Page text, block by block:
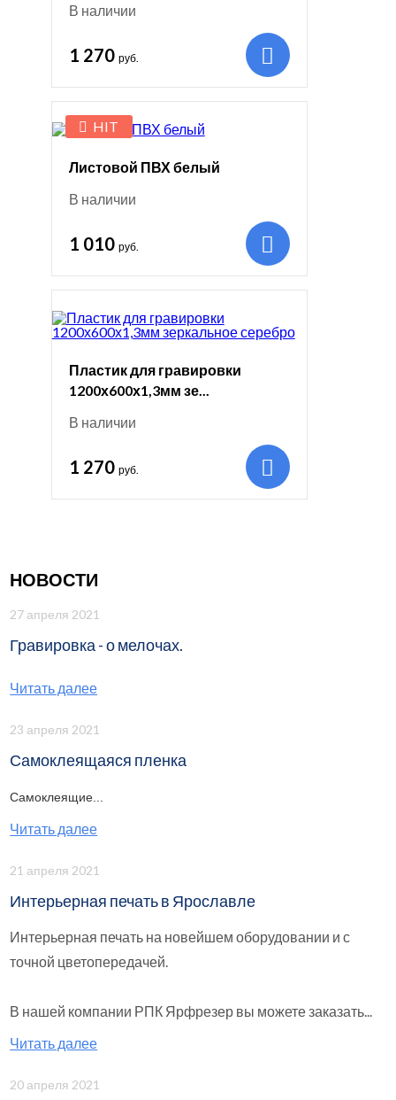
В наличии
1 270 руб.
HIT
Листовой ПВХ белый
В наличии
1 010 руб.
Пластик для гравировки
1200х600х1,3мм зе...
В наличии
1 270 руб.
НОВОСТИ
27 апреля 2021
Гравировка - о мелочах.
Читать далее
23 апреля 2021
Самоклеящаяся пленка
Самоклеящие...
Читать далее
21 апреля 2021
Интерьерная печать в Ярославле
Интерьерная печать на новейшем оборудовании и с
точной цветопередачей.
В нашей компании РПК Ярфрезер вы можете заказать...
Читать далее
20 апреля 2021